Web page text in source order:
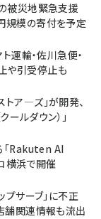
被災地緊急支援
規模の寄付を予定
運輸・佐川急便・
や引受停止も
ア―ズ」が開発、
ールダウン）」
「Rakuten AI
横浜で開催
プサーブ」に不正
舗関連情報も流出